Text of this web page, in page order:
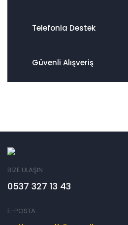
Telefonla Destek
Güvenli Alışveriş
BİZE ULAŞIN
0537 327 13 43
E-POSTA